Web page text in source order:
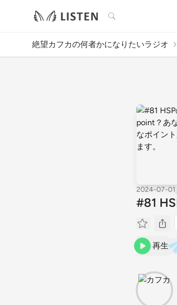
検索
絶望カフカの何者かになりたいラジオ
2024-07-01
#81
再生